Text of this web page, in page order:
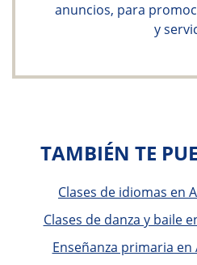
anuncios, para
y
TAMBIÉN TE
Clases de idiomas en
Clases de danza y baile
Enseñanza primaria en